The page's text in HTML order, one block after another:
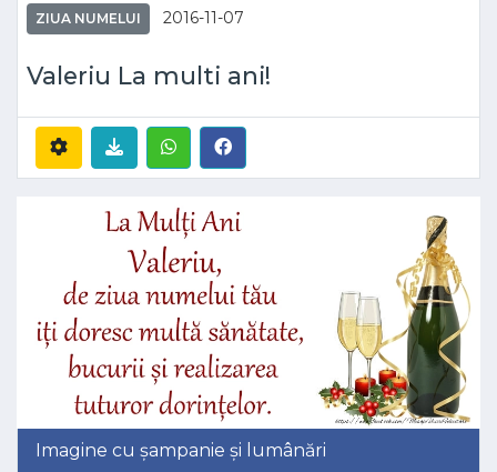
ZIUA NUMELUI 2016-11-07
Valeriu La multi ani!
Imagine cu șampanie și lumânări